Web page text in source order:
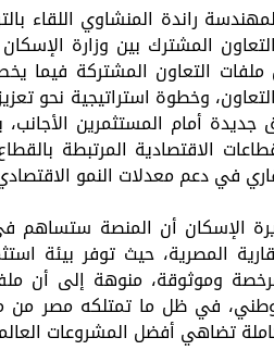
راندة المنشاوي اللقاء
المشترك بين وزارة
ملفات التعاون المشتركة فيما
وخطوة استراتيجية نحو
أمام المستثمرين
الاقتصادية المرتبطة
في دعم معدلات النمو
الإسكان أن المنصة ستساهم
المصرية، حيث توفر بيئة
وموثوقة، منوهة إلى أن
في ظل ما تمتلكه مصر
تضاهي أفضل المشروعات